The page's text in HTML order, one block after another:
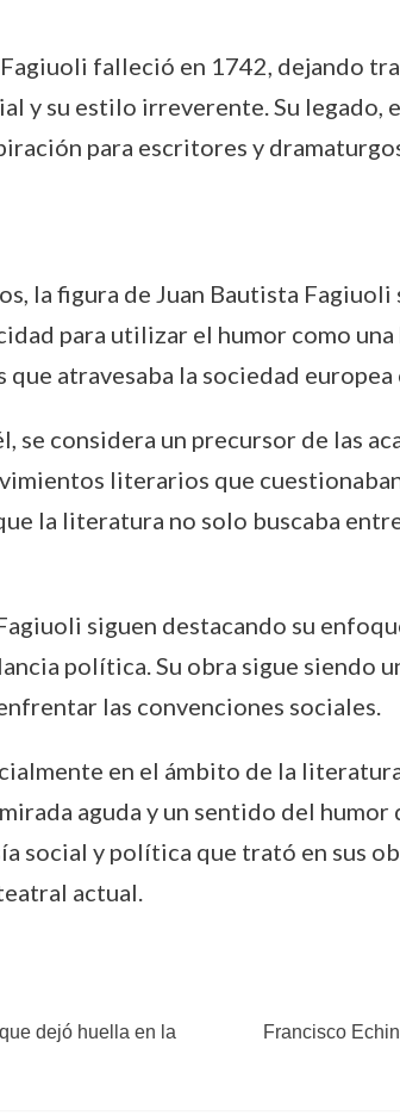
falleció en 1742, dejando
y su estilo irreverente. Su legado,
para escritores y
la figura de Juan Bautista
para utilizar el humor como
atravesaba la sociedad
se considera un precursor de las
literarios que
la literatura no solo buscaba
siguen destacando su
política. Su obra sigue siendo
las convenciones sociales.
en el ámbito de la
aguda y un sentido del
social y política que trató en sus
actual.
dejó huella en la
Francisco